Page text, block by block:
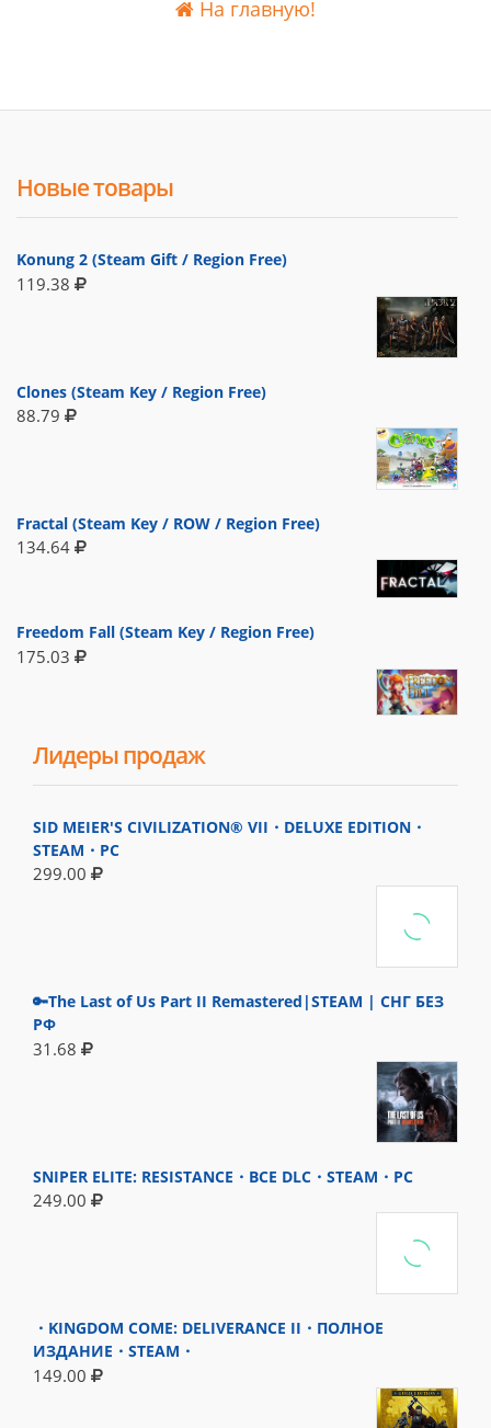
На главную!
Новые товары
Konung 2 (Steam Gift / Region Free)
119.38
Clones (Steam Key / Region Free)
88.79
Fractal (Steam Key / ROW / Region Free)
134.64
Freedom Fall (Steam Key / Region Free)
175.03
Лидеры продаж
SID MEIER'S CIVILIZATION® VII・DELUXE EDITION・
STEAM・PC
299.00
🔑The Last of Us Part II Remastered|STEAM | СНГ БЕЗ
РФ
31.68
SNIPER ELITE: RESISTANCE・ВСЕ DLC・STEAM・PC
249.00
・KINGDOM COME: DELIVERANCE II・ПОЛНОЕ
ИЗДАНИЕ・STEAM・
149.00